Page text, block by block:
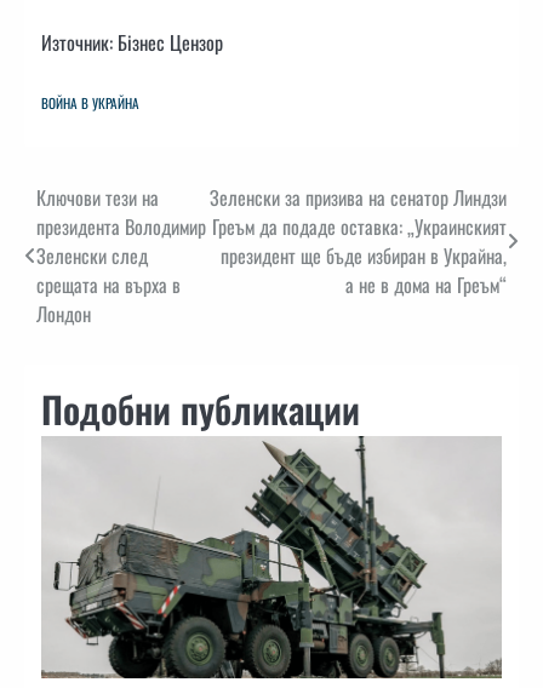
Източник: Бізнес Цензор
ВОЙНА В УКРАЙНА
Навигация
Ключови тези на
президента Володимир
Зеленски след
срещата на върха в
Лондон
Зеленски за призива на сенатор Линдзи
Греъм да подаде оставка: „Украинският
президент ще бъде избиран в Украйна,
а не в дома на Греъм“
Подобни публикации